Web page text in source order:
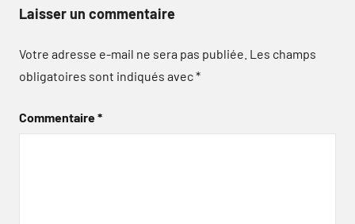
Laisser un commentaire
Votre adresse e-mail ne sera pas publiée. Les champs
obligatoires sont indiqués avec*
Commentaire*